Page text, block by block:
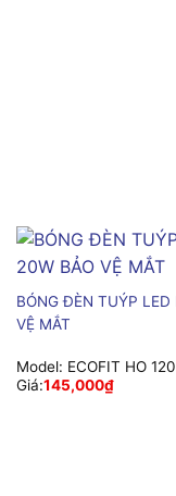
BÓNG ĐÈN TUÝP
VỆ MẮT
Model: ECOFIT HO
Giá:145,000₫